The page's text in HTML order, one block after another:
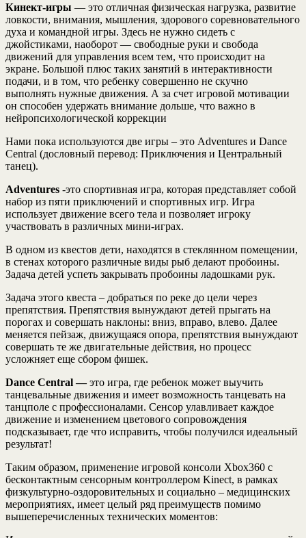
Кинект-игры — это отличная физическая нагрузка, развитие
ловкости, внимания, мышления, здорового соревновательного
духа и командной игры. Здесь не нужно сидеть с
джойстиками, наоборот — свободные руки и свобода
движений для управления всем тем, что происходит на
экране. Большой плюс таких занятий в интерактивности
подачи, и в том, что ребенку совершенно не скучно
выполнять нужные движения. А за счет игровой мотивации
он способен удержать внимание дольше, что важно в
нейропсихологической коррекции
Нами пока используются две игры – это Adventures и Dance
Central (дословный перевод: Приключения и Центральный
танец).
Adventures -это спортивная игра, которая представляет собой
набор из пяти приключений и спортивных игр. Игра
использует движение всего тела и позволяет игроку
участвовать в различных мини-играх.
В одном из квестов дети, находятся в стеклянном помещении,
в стенах которого различные виды рыб делают пробоины.
Задача детей успеть закрывать пробоины ладошками рук.
Задача этого квеста – добраться по реке до цели через
препятствия. Препятствия вынуждают детей прыгать на
порогах и совершать наклоны: вниз, вправо, влево. Далее
меняется пейзаж, движущаяся опора, препятствия вынуждают
совершать те же двигательные действия, но процесс
усложняет еще сбором фишек.
Dance Central —это игра, где ребенок может выучить
танцевальные движения и имеет возможность танцевать на
танцполе с профессионалами. Сенсор улавливает каждое
движение и изменением цветового сопровождения
подсказывает, где что исправить, чтобы получился идеальный
результат!
Таким образом, применение игровой консоли Xbox360 с
бесконтактным сенсорным контроллером Kinect, в рамках
физкультурно-оздоровительных и социально – медицинских
мероприятиях, имеет целый ряд преимуществ помимо
вышеперечисленных технических моментов: